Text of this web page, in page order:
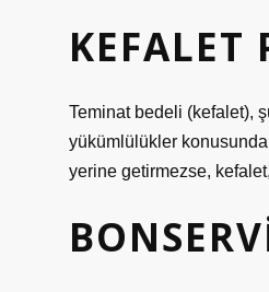
KEFALET
Teminat bedeli (kefalet),
yükümlülükler
yerine getirmezse,